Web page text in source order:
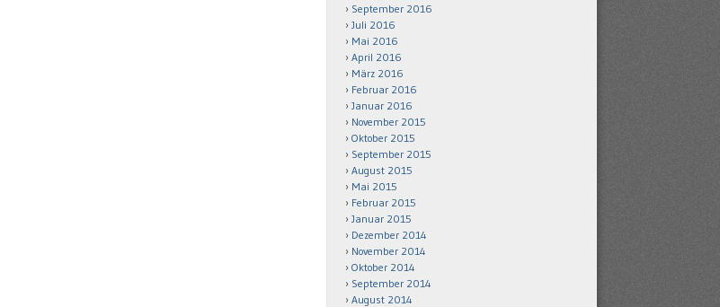
September 2016
Juli 2016
Mai 2016
April 2016
März 2016
Februar 2016
Januar 2016
November 2015
Oktober 2015
September 2015
August 2015
Mai 2015
Februar 2015
Januar 2015
Dezember 2014
November 2014
Oktober 2014
September 2014
August 2014